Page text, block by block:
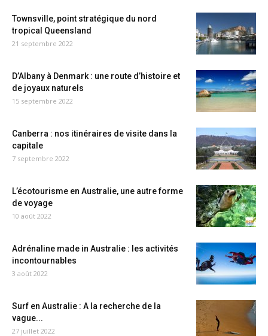
Townsville, point stratégique du nord
tropical Queensland
21 septembre 2022
D’Albany à Denmark : une route d’histoire et
de joyaux naturels
15 septembre 2022
Canberra : nos itinéraires de visite dans la
capitale
7 septembre 2022
L’écotourisme en Australie, une autre forme
de voyage
10 août 2022
Adrénaline made in Australie : les activités
incontournables
3 août 2022
Surf en Australie : A la recherche de la
vague...
27 juillet 2022